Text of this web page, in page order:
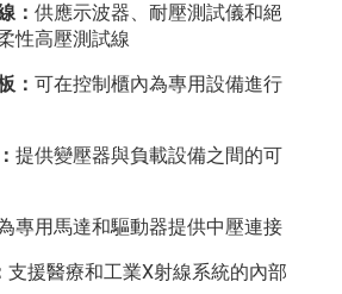
： 供應示波器、耐壓測試儀和絕
性高壓測試線
： 可在控制櫃內為專用設備進行
提供變壓器與負載設備之間的可
專用馬達和驅動器提供中壓連接
支援醫療和工業X射線系統的內部